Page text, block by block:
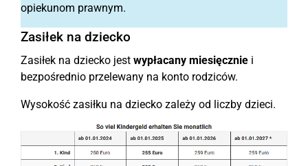
opiekunom prawnym.
Zasiłek na dziecko
Zasiłek na dziecko jest wypłacany miesięcznie i
bezpośrednio przelewany na konto rodziców.
Wysokość zasiłku na dziecko zależy od liczby dzieci.